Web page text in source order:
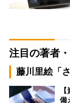
注目の著者
藤川里絵「
備